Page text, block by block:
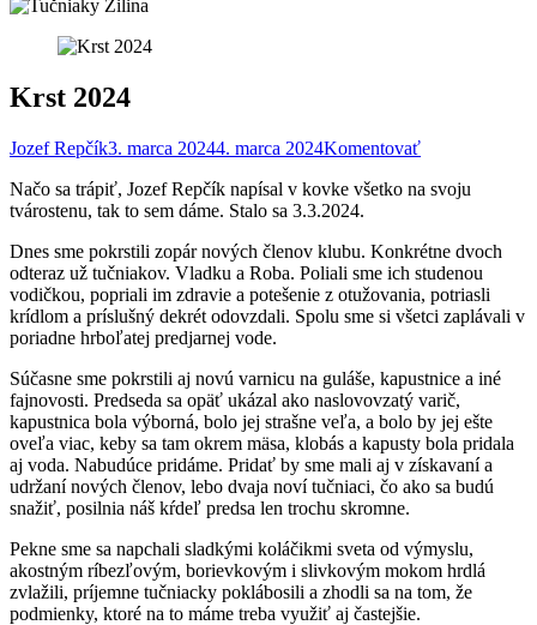
Krst 2024
Jozef Repčík3. marca 20244. marca 2024Komentovať
Načo sa trápiť, Jozef Repčík napísal v kovke všetko na svoju
tvárostenu, tak to sem dáme. Stalo sa 3.3.2024.
Dnes sme pokrstili zopár nových členov klubu. Konkrétne dvoch
odteraz už tučniakov. Vladku a Roba. Poliali sme ich studenou
vodičkou, popriali im zdravie a potešenie z otužovania, potriasli
krídlom a príslušný dekrét odovzdali. Spolu sme si všetci zaplávali v
poriadne hrboľatej predjarnej vode.
Súčasne sme pokrstili aj novú varnicu na guláše, kapustnice a iné
fajnovosti. Predseda sa opäť ukázal ako naslovovzatý varič,
kapustnica bola výborná, bolo jej strašne veľa, a bolo by jej ešte
oveľa viac, keby sa tam okrem mäsa, klobás a kapusty bola pridala
aj voda. Nabudúce pridáme. Pridať by sme mali aj v získavaní a
udržaní nových členov, lebo dvaja noví tučniaci, čo ako sa budú
snažiť, posilnia náš kŕdeľ predsa len trochu skromne.
Pekne sme sa napchali sladkými koláčikmi sveta od výmyslu,
akostným ríbezľovým, borievkovým i slivkovým mokom hrdlá
zvlažili, príjemne tučniacky poklábosili a zhodli sa na tom, že
podmienky, ktoré na to máme treba využiť aj častejšie.